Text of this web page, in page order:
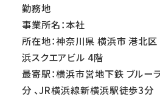
勤務地
事業所名：本社
所在地：神奈川県 横浜市 港北
浜スクエアビル 4階
最寄駅：横浜市営地下鉄 ブルー
分 、JR横浜線新横浜駅徒歩3分